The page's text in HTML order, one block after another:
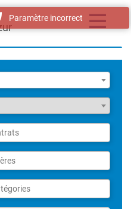
Toggle
Paramètre incorrect